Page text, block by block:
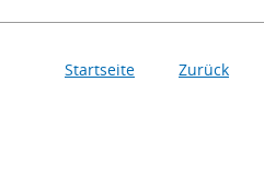
Startseite Zurück